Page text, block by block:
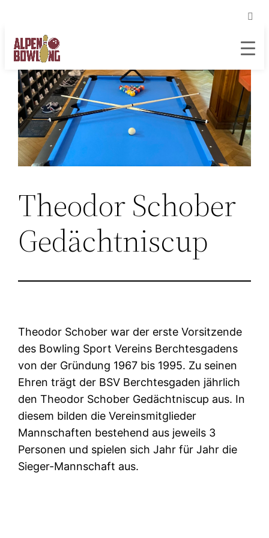
Zum
Inhalt
springen
Theodor Schober
Gedächtniscup
Theodor Schober war der erste Vorsitzende
des Bowling Sport Vereins Berchtesgadens
von der Gründung 1967 bis 1995. Zu seinen
Ehren trägt der BSV Berchtesgaden jährlich
den Theodor Schober Gedächtniscup aus. In
diesem bilden die Vereinsmitglieder
Mannschaften bestehend aus jeweils 3
Personen und spielen sich Jahr für Jahr die
Sieger-Mannschaft aus.